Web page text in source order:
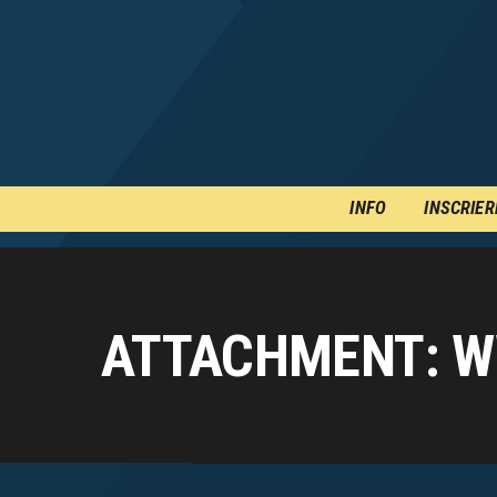
INFO
ATTACHMENT: